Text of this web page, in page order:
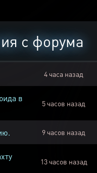
с форума
4 часа назад
в
5 часов назад
9 часов назад
13 часов назад